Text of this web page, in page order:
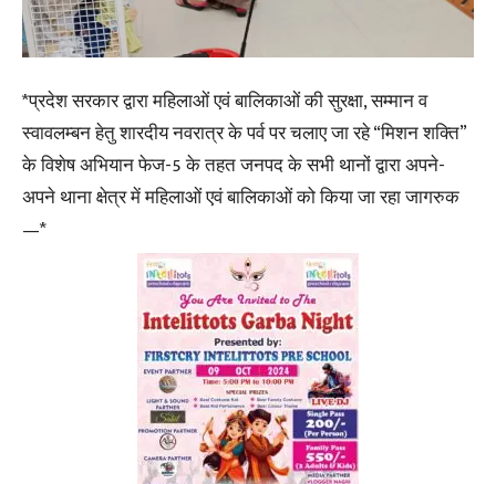
*प्रदेश सरकार द्वारा महिलाओं एवं बालिकाओं की सुरक्षा, सम्मान व
स्वावलम्बन हेतु शारदीय नवरात्र के पर्व पर चलाए जा रहे “मिशन शक्ति”
के विशेष अभियान फेज-5 के तहत जनपद के सभी थानों द्वारा अपने-
अपने थाना क्षेत्र में महिलाओं एवं बालिकाओं को किया जा रहा जागरुक
—*